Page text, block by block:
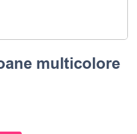
multicolore